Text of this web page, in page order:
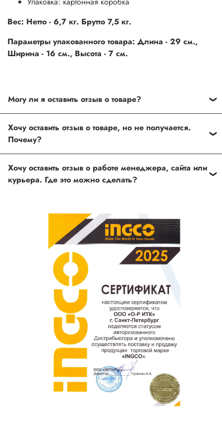
Вес: Нетто - 6,7 кг. Брутто 7,5 кг.
Параметры упакованного товара: Длина - 29 см.,
Ширина - 16 см., Высота - 7 см.
специальное поле, где Вы можете оставить свой отзыв.
Также Вы можете присвоить товару от одной до пяти
звёзд. Все отзывы о товарах проходят модерацию.
Хочу оставить отзыв о товаре, но не получается.
полей. Если поля заполнены корректно, то свяжитесь с
нами по телефону +7 (812) 565-32-05;
Хочу оставить отзыв о работе менеджера, сайта или
Ваш отзыв о товаре, магазине или работе продавца
поможет нам улучшать сервис и будет полезен другим
Оставить отзыв о покупке